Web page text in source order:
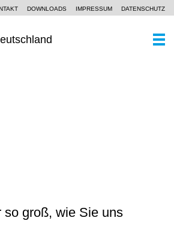
DOWNLOADS IMPRESSUM DATENSCHUTZ
so groß, wie Sie uns